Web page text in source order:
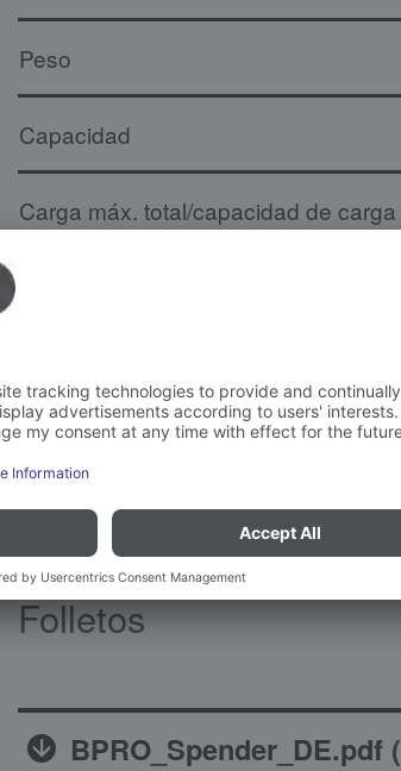
Peso
Capacidad
Carga máx. total/capacidad de carga
Folletos
BPRO_Spender_DE.pdf(